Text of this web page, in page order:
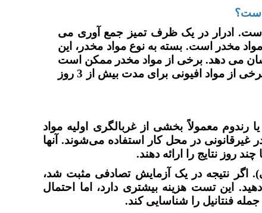
است؟
است. ادرار در یک ظرف تمیز جمع آوری می
مخدر است. بسته به نوع مواد مخدر، این
را در 1 تا 3 روز گذشته نشان می دهد. برخی از مواد مخدر ممکن است
کمتر از 1 روز پس از استفاده قابل تشخیص باشند و برخی از مواد افیونی برای مدت بیش از 3 روز
رندوم معمولاً بخشی از غربالگری اولیه مواد
در محل کار استفاده می‌شوند. آنها
روز نتایج را ارائه دهند.
اگر نتیجه در یک آزمایش تصادفی مثبت شد،
این تست هزینه بیشتری دارد، اما احتمال
فنتانیل را شناسایی کند.